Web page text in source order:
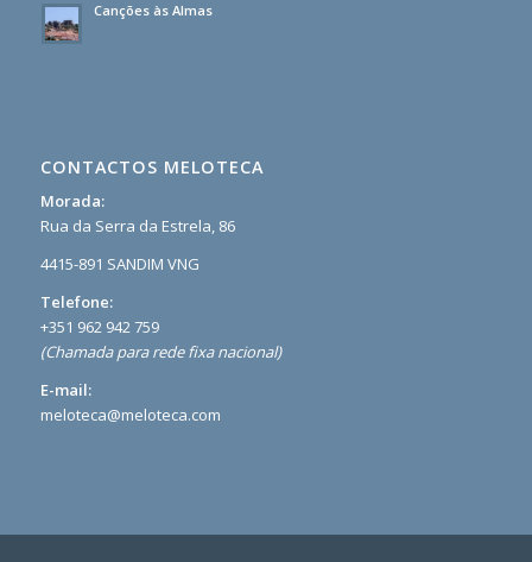
Canções às Almas
CONTACTOS MELOTECA
Morada:
Rua da Serra da Estrela, 86
4415-891 SANDIM VNG
Telefone:
+351 962 942 759
(Chamada para rede fixa nacional)
E-mail:
meloteca@meloteca.com